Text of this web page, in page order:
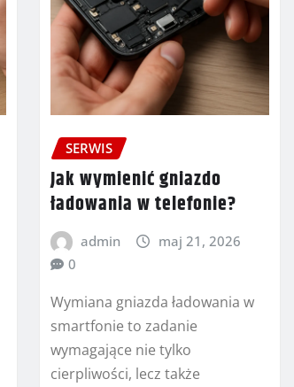
SERWIS
Jak wymienić gniazdo
ładowania w telefonie?
admin
maj 21, 2026
0
Wymiana gniazda ładowania w
smartfonie to zadanie
wymagające nie tylko
cierpliwości, lecz także